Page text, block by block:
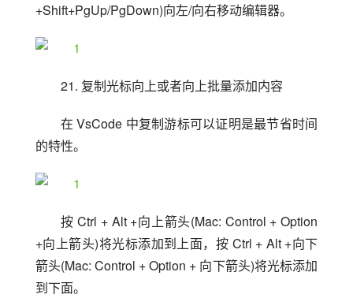
+Shift+PgUp/PgDown)向左/向右移动编辑器。
21. 复制光标向上或者向上批量添加内容
在 VsCode 中复制游标可以证明是最节省时间
的特性。
按 Ctrl + Alt +向上箭头(Mac: Control + Option
+向上箭头)将光标添加到上面，按 Ctrl + Alt +向下
箭头(Mac: Control + Option + 向下箭头)将光标添加
到下面。